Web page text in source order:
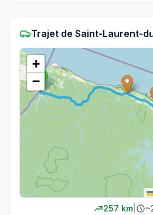
Trajet de Saint-Laurent-
+
−
257 km| ~